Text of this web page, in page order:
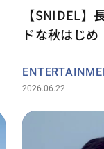
【SNIDEL】
ドな秋はじ
2026.06.22